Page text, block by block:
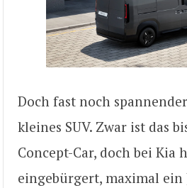
Doch fast noch
kleines SUV. Zwar ist das
Concept-Car, doch bei Kia
eingebürgert, maximal ein